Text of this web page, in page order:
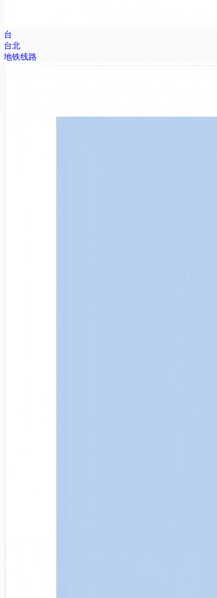
台
台北
地铁线路